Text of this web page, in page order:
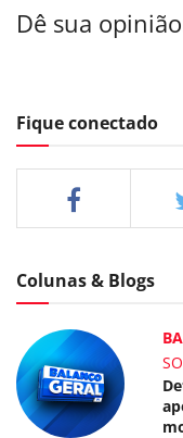
Dê sua
Fique conectado
Colunas & Blogs